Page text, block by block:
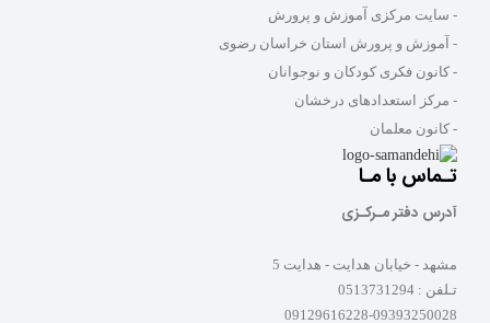
- سایت مرکزی آموزش و پرورش
- آموزش و پرورش استان خراسان رضوی
- کانون فکری کودکان و نوجوانان
- مرکز استعدادهای درخشان
- کانون معلمان
تـماس با مـا
آدرس دفتر مـرکـزی
مشهد - خیابان هدایت - هدایت 5
تـلفن : 0513731294
09129616228-09393250028